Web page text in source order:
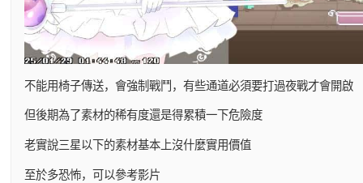
不能用椅子傳送，會強制戰鬥，有些通道必須要打過夜戰才會開啟
但後期為了素材的稀有度還是得累積一下危險度
老實說三星以下的素材基本上沒什麼實用價值
至於多恐怖，可以參考影片